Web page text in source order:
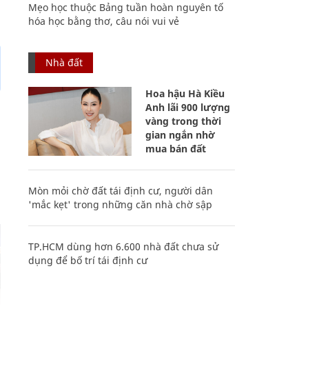
Mẹo học thuộc Bảng tuần hoàn nguyên tố
hóa học bằng thơ, câu nói vui vẻ
Nhà đất
Hoa hậu Hà Kiều
Anh lãi 900 lượng
vàng trong thời
gian ngắn nhờ
mua bán đất
Mòn mỏi chờ đất tái định cư, người dân
'mắc kẹt' trong những căn nhà chờ sập
TP.HCM dùng hơn 6.600 nhà đất chưa sử
dụng để bố trí tái định cư